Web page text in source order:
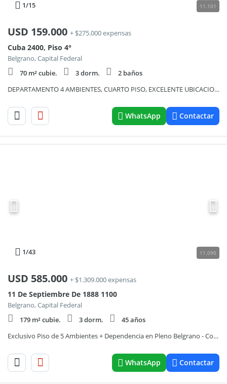
1/15 11.101
USD 159.000 + $275.000 expensas
Cuba 2400, Piso 4°
Belgrano, Capital Federal
70 m² cubie.
3 dorm.
2 baños
DEPARTAMENTO 4 AMBIENTES, CUARTO PISO, EXCELENTE UBICACION!
WhatsApp Contactar
1/43 11.090
USD 585.000 + $1.309.000 expensas
11 De Septiembre De 1888 1100
Belgrano, Capital Federal
179 m² cubie.
3 dorm.
45 años
Exclusivo Piso de 5 Ambientes + Dependencia en Pleno Belgrano - Con Cochera y Baulera
WhatsApp Contactar